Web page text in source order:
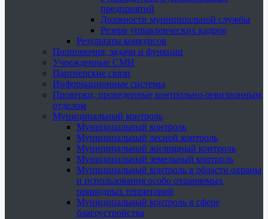
предприятий
Должности муниципальной службы
Резерв управленческих кадров
Результаты конкурсов
Полномочия, задачи и функции
Учрежденные СМИ
Партнерские связи
Информационные системы
Проверки, проведенные контрольно-ревизионным
отделом
Муниципальный контроль
Муниципальный контроль
Муниципальный лесной контроль
Муниципальный жилищный контроль
Муниципальный земельный контроль
Муниципальный контроль в области охраны
и использования особо охраняемых
природных территорий
Муниципальный контроль в сфере
благоустройства